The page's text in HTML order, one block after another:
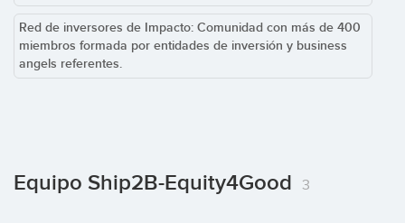
Red de inversores de Impacto: Comunidad con más de 400
miembros formada por entidades de inversión y business
angels referentes.
Equipo Ship2B-Equity4Good 3